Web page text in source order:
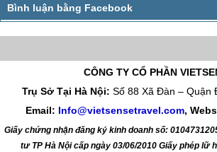
CÔNG TY CỔ PHẦN
Trụ Sở Tại Hà Nội: Số 88 Xã Đàn – Quận
Email: Info@vietsensetravel.com,
Giấy chứng nhận đăng ký kinh doanh số:
tư TP Hà Nội cấp ngày 03/06/2010 Giấy phép lữ